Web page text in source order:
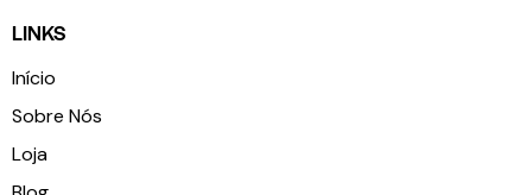
LINKS
Início
Sobre Nós
Loja